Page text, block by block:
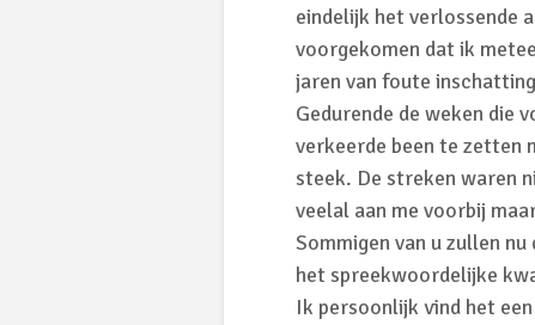
eindelijk het verlossende
voorgekomen dat ik
jaren van foute
Gedurende de weken die
verkeerde been te zetten
steek. De streken waren
veelal aan me voorbij
Sommigen van u zullen
het spreekwoordelijke
Ik persoonlijk vind het